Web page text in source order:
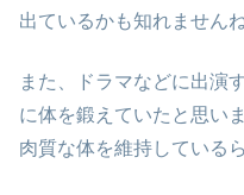
出ているかも知れませんね
また、ドラマなどに出演
に体を鍛えていたと思い
肉質な体を維持している